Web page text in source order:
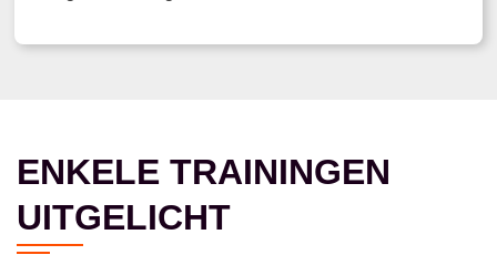
ENKELE TRAININGEN
UITGELICHT